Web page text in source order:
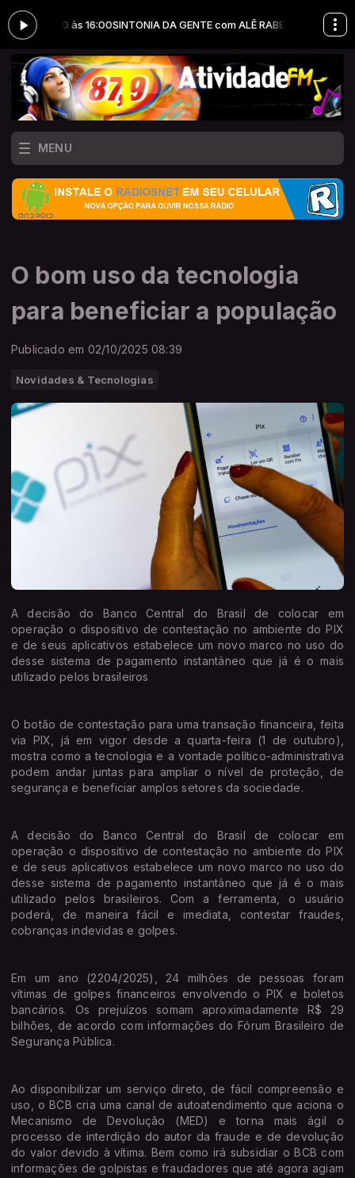
das 14:00 às 16:00SINTONIA DA GENTE com ALÊ RABELO das 14:00 às
MENU
O bom uso da tecnologia
para beneficiar a população
Publicado em 02/10/2025 08:39
Novidades & Tecnologias
A decisão do Banco Central do Brasil de colocar em
operação o dispositivo de contestação no ambiente do PIX
e de seus aplicativos estabelece um novo marco no uso do
desse sistema de pagamento instantâneo que já é o mais
utilizado pelos brasileiros
O botão de contestação para uma transação financeira, feita
via PIX, já em vigor desde a quarta-feira (1 de outubro),
mostra como a tecnologia e a vontade político-administrativa
podem andar juntas para ampliar o nível de proteção, de
segurança e beneficiar amplos setores da sociedade.
A decisão do Banco Central do Brasil de colocar em
operação o dispositivo de contestação no ambiente do PIX
e de seus aplicativos estabelece um novo marco no uso do
desse sistema de pagamento instantâneo que já é o mais
utilizado pelos brasileiros. Com a ferramenta, o usuário
poderá, de maneira fácil e imediata, contestar fraudes,
cobranças indevidas e golpes.
Em um ano (2204/2025), 24 milhões de pessoas foram
vítimas de golpes financeiros envolvendo o PIX e boletos
bancários. Os prejuízos somam aproximadamente R$ 29
bilhões, de acordo com informações do Fórum Brasileiro de
Segurança Pública.
Ao disponibilizar um serviço direto, de fácil compreensão e
uso, o BCB cria uma canal de autoatendimento que aciona o
Mecanismo de Devolução (MED) e torna mais ágil o
processo de interdição do autor da fraude e de devolução
do valor devido à vítima. Bem como irá subsidiar o BCB com
informações de golpistas e fraudadores que até agora agiam